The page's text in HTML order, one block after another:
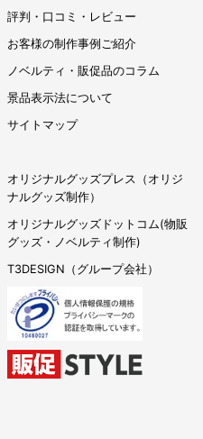
評判・口コミ・レビュー
お客様の制作事例ご紹介
ノベルティ・販促品のコラム
景品表示法について
サイトマップ
オリジナルグッズプレス（オリジ
ナルグッズ制作）
オリジナルグッズドットコム(物販
グッズ・ノベルティ制作)
T3DESIGN（グループ会社）